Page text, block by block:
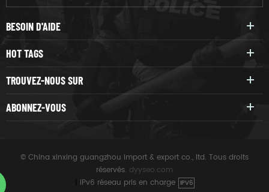
BESOIN D'AIDE
HOT TAGS
TROUVEZ-NOUS SUR
ABONNEZ-VOUS
© China xinxing guangzhou import & export co., ltd. Tous droits
réservés. dyyseo.com
IPv6 réseau pris en charge IPV6